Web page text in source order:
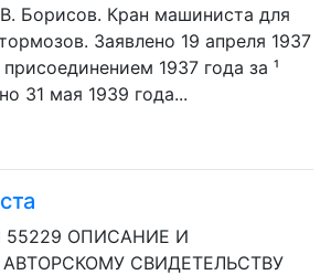
Борисов. Кран машиниста для
Заявлено 19 апреля 1937
1937 года за ¹
31 мая 1939 года...
55229 ОПИСАНИЕ И
АВТОРСКОМУ СВИДЕТЕЛЬСТВУ